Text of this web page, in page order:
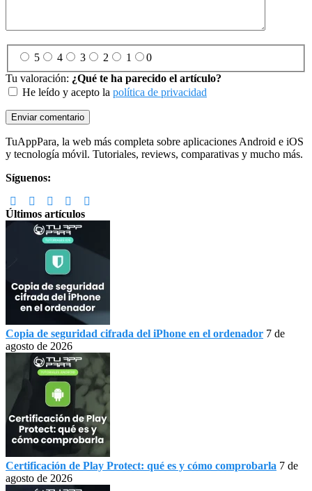
5 4 3 2 1
0
Tu valoración: ¿Qué te ha parecido el artículo?
He leído y acepto la política de privacidad
Footer
TuAppPara, la web más completa sobre aplicaciones Android e iOS
y tecnología móvil. Tutoriales, reviews, comparativas y mucho más.
Síguenos:
Últimos artículos
Copia de seguridad cifrada del iPhone en el ordenador 7 de
agosto de 2026
Certificación de Play Protect: qué es y cómo comprobarla 7 de
agosto de 2026